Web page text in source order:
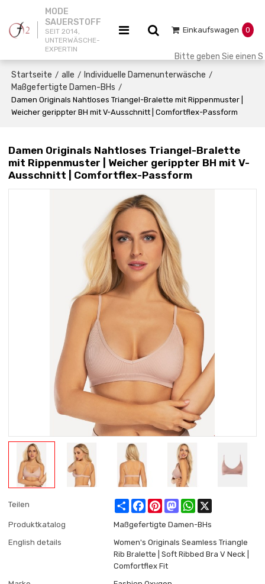
MODE
SAUERSTOFF
SEIT 2014,
UNTERWÄSCHE-
EXPERTIN
Einkaufswagen 0
Startseite / alle / Individuelle Damenunterwäsche /
Maßgefertigte Damen-BHs /
Damen Originals Nahtloses Triangel-Bralette mit Rippenmuster |
Weicher gerippter BH mit V-Ausschnitt | Comfortflex-Passform
Damen Originals Nahtloses Triangel-Bralette
mit Rippenmuster | Weicher gerippter BH mit V-
Ausschnitt | Comfortflex-Passform
Teilen ShareFacebookPinterestMastodonWhatsApp
Produktkatalog
Maßgefertigte Damen-BHs
English details
Women's Originals Seamless Triangle
Rib Bralette | Soft Ribbed Bra V Neck |
Comfortflex Fit